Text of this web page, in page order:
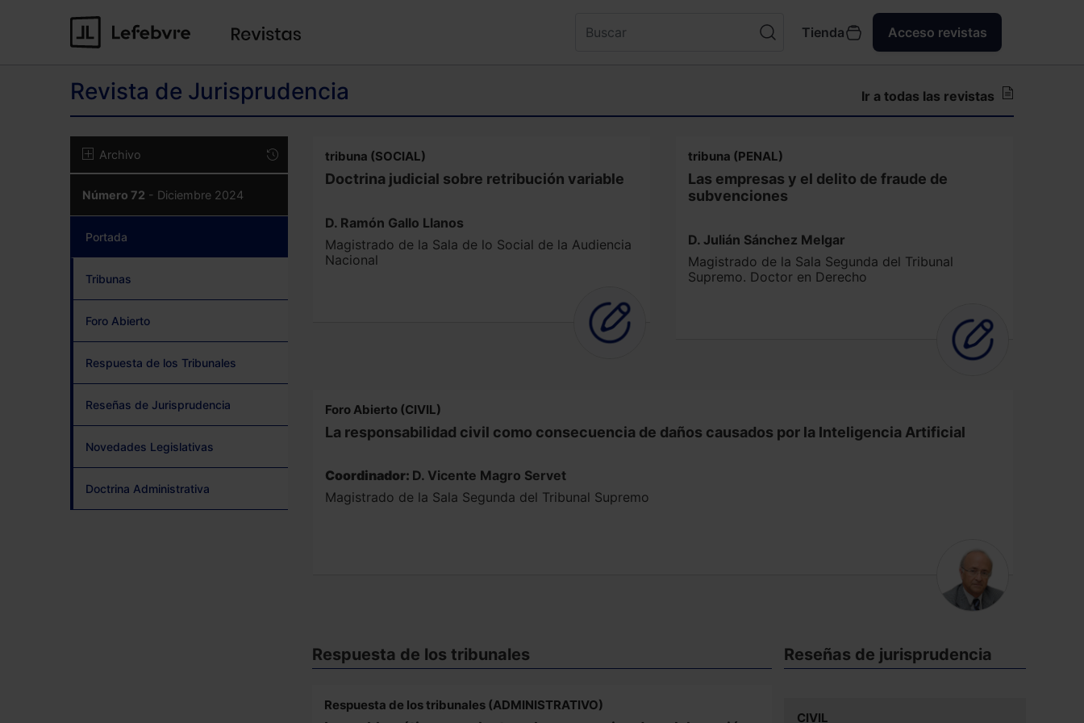
Tienda Acceso revistas
Revista de Jurisprudencia Ir a todas las revistas
Archivo
Número 72 - Diciembre 2024
Portada
Tribunas
Foro Abierto
Respuesta de los Tribunales
Reseñas de Jurisprudencia
Novedades Legislativas
Doctrina Administrativa
tribuna (SOCIAL)
Doctrina judicial sobre retribución variable
D. Ramón Gallo Llanos
Magistrado de la Sala de lo Social de la Audiencia
Nacional
tribuna (PENAL)
Las empresas y el delito de fraude de
subvenciones
D. Julián Sánchez Melgar
Magistrado de la Sala Segunda del Tribunal
Supremo. Doctor en Derecho
Foro Abierto (CIVIL)
La responsabilidad civil como consecuencia de daños causados por la Inteligencia Artificial
Coordinador: D. Vicente Magro Servet
Magistrado de la Sala Segunda del Tribunal Supremo
Respuesta de los tribunales
Respuesta de los tribunales (ADMINISTRATIVO)
Reseñas de jurisprudencia
CIVIL